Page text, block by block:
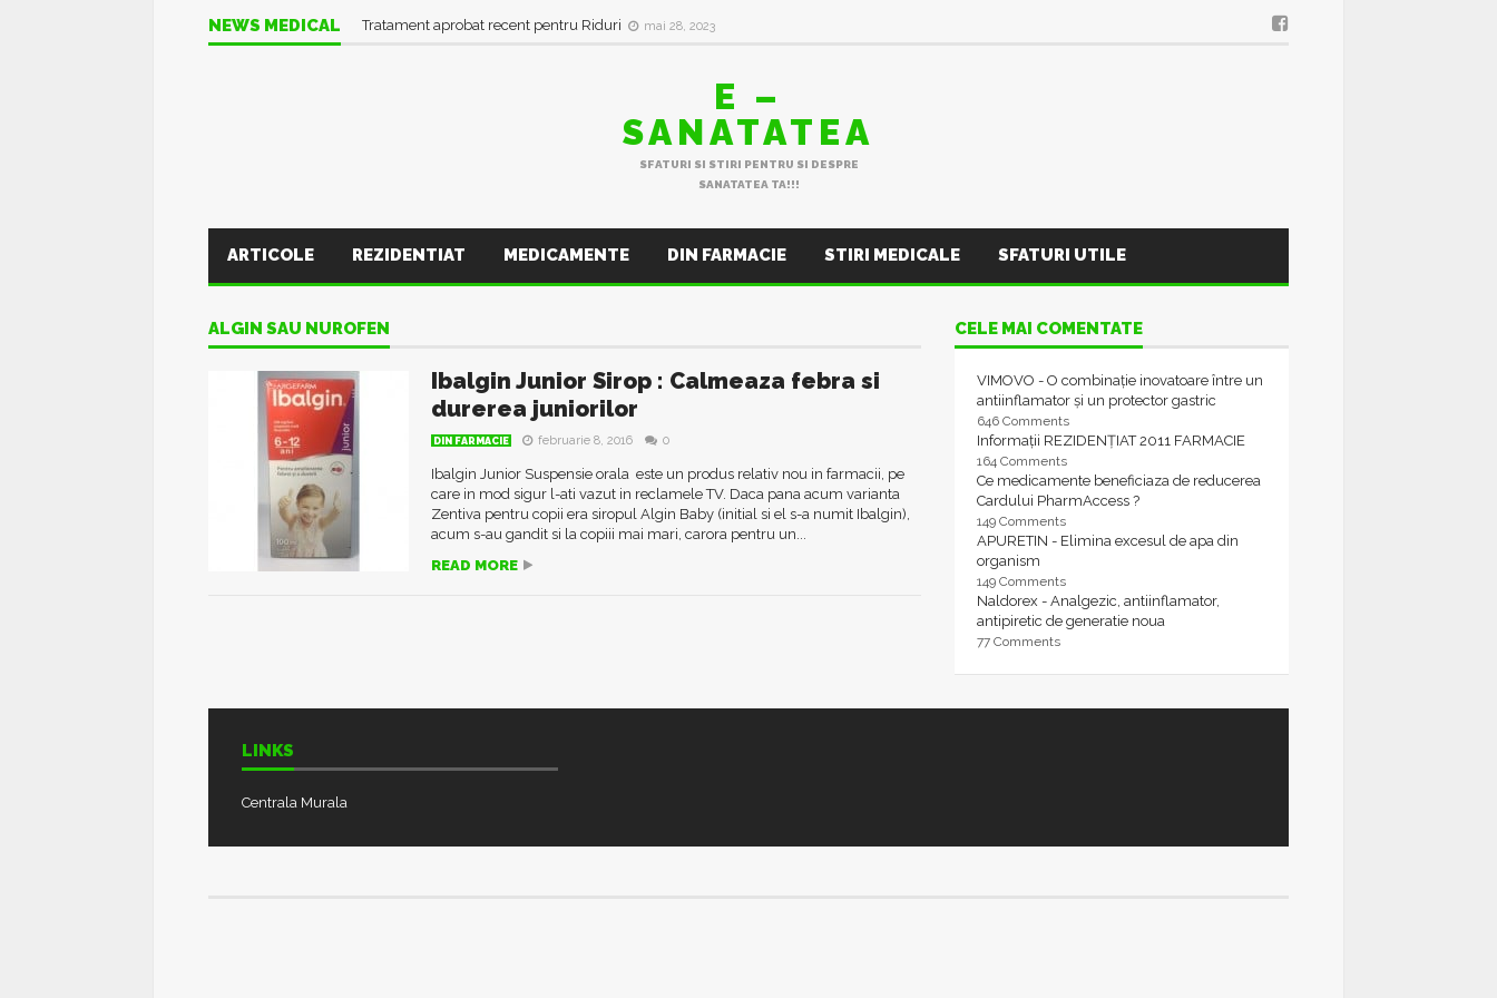
NEWS MEDICAL Tratament aprobat recent pentru Riduri mai 28, 2023
E –
SANATATEA
SFATURI SI STIRI PENTRU SI DESPRE
SANATATEA TA!!!
ARTICOLE REZIDENTIAT MEDICAMENTE DIN FARMACIE STIRI MEDICALE SFATURI UTILE
ALGIN SAU NUROFEN
Ibalgin Junior Sirop : Calmeaza febra si
durerea juniorilor
DIN FARMACIE februarie 8, 2016 0
Ibalgin Junior Suspensie orala este un produs relativ nou in farmacii, pe
care in mod sigur l-ati vazut in reclamele TV. Daca pana acum varianta
Zentiva pentru copii era siropul Algin Baby (initial si el s-a numit Ibalgin),
acum s-au gandit si la copiii mai mari, carora pentru un...
READ MORE
CELE MAI COMENTATE
VIMOVO - O combinație inovatoare între un
antiinflamator și un protector gastric
646 Comments
Informații REZIDENȚIAT 2011 FARMACIE
164 Comments
Ce medicamente beneficiaza de reducerea
Cardului PharmAccess ?
149 Comments
APURETIN - Elimina excesul de apa din
organism
149 Comments
Naldorex - Analgezic, antiinflamator,
antipiretic de generatie noua
77 Comments
LINKS
Centrala Murala